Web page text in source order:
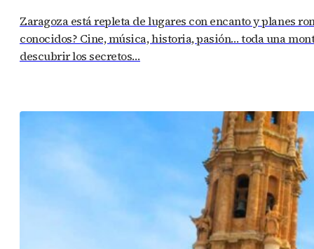
Zaragoza está repleta de lugares con encanto y planes
conocidos? Cine, música, historia, pasión… toda una
descubrir los secretos…